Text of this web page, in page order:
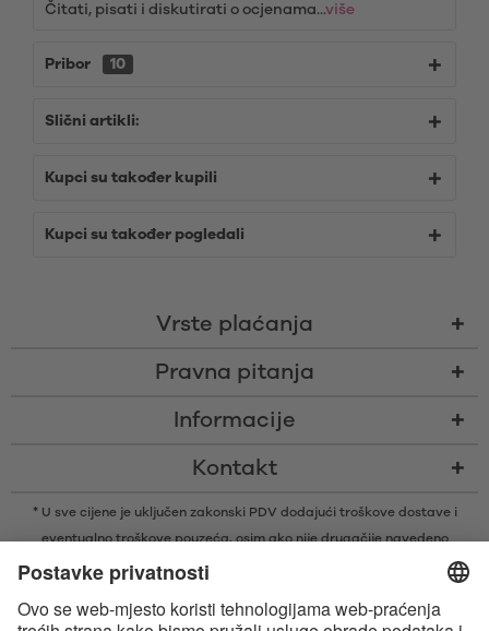
Čitati, pisati i diskutirati o ocjenama...više
Pribor 10
Slični artikli:
Kupci su također kupili
Kupci su također pogledali
Vrste plaćanja
Pravna pitanja
Informacije
Kontakt
* U sve cijene je uključen zakonski PDV dodajući troškove dostavei
eventualno troškove pouzeća, osim ako nije drugačije navedeno
* Bluetooth® slovni znak i logotipi su registrirani žigovi u vlasništvu tvrtke
Satisfyer GmbH je pod licencom.